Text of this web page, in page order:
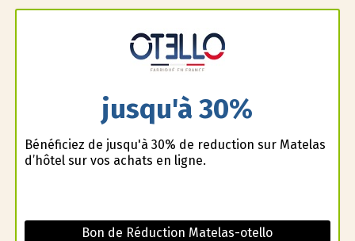
jusqu'à 30%
Bénéficiez de jusqu'à 30% de reduction sur Matelas
d’hôtel sur vos achats en ligne.
Bon de Réduction Matelas-otello